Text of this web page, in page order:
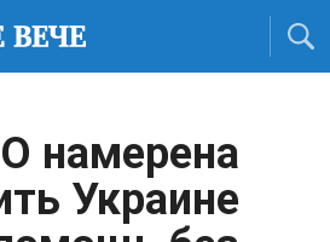
намерена
Украине